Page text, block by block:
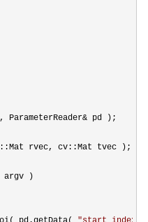
ParameterReader&